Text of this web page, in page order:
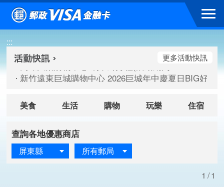
跳到主要內容區塊
:::
高雄大樂購物中心 刷卡郵好禮(活動期間：115/08/07-
臺北三創生活 有點東西第2波 刷卡郵好禮(活動期間：
高雄大樂購物中心 刷卡郵好禮(活動期間：115/08/07-
新竹遠東巨城購物中心 2026巨城年中慶夏日BIG好刷(
更多活動快訊
美食 生活 購物 玩樂 住宿
查詢各地優惠商店
屏東縣 所有郵局
1/1